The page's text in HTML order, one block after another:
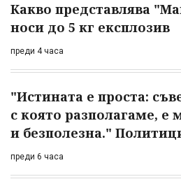
Какво представлява
носи до 5 кг експлозив
преди 4 часа
"Истината е проста:
с която разполагаме, е
и безполезна."
преди 6 часа